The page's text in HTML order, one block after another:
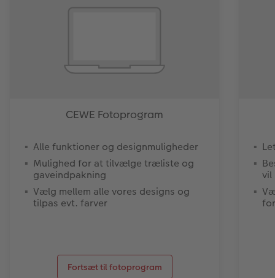
CEWE Fotoprogram
Alle funktioner og designmuligheder
Mulighed for at tilvælge træliste og
gaveindpakning
Vælg mellem alle vores designs og
tilpas evt. farver
Fortsæt til fotoprogram
vil